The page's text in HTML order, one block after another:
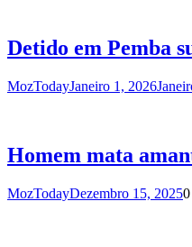
Detido em Pemba
MozTodayJaneiro 1, 2026
Homem mata
MozTodayDezembro 15, 20250